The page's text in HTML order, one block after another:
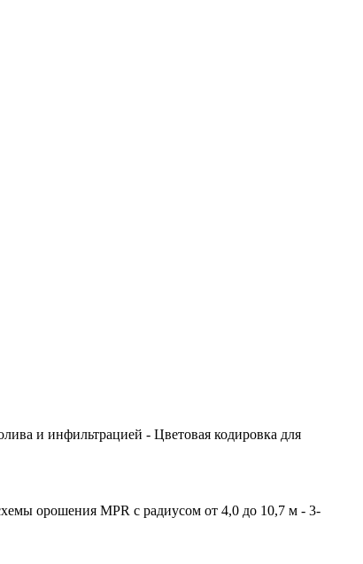
и инфильтрацией - Цветовая кодировка для
орошения MPR с радиусом от 4,0 до 10,7 м - 3-